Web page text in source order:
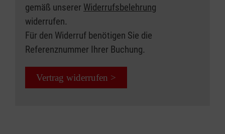
gemäß unserer Widerrufsbelehrung
widerrufen.
Für den Widerruf benötigen Sie die
Referenznummer Ihrer Buchung.
Vertrag widerrufen >